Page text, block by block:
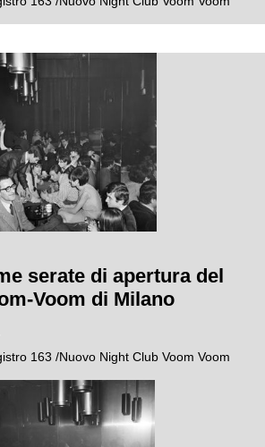
serate di apertura del
Voom di Milano
163 /Nuovo Night Club Voom Voom